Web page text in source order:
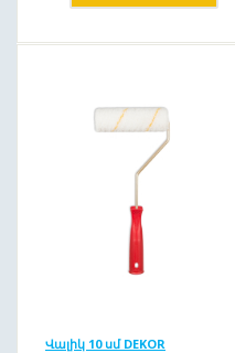
Վալիկ 10 սմ DEKOR